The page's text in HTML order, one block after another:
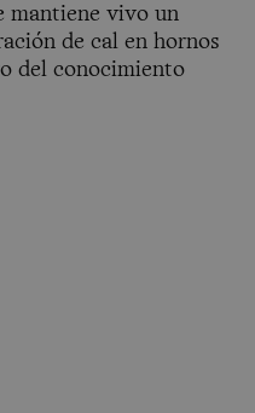
mantiene vivo un
de cal en hornos
del conocimiento